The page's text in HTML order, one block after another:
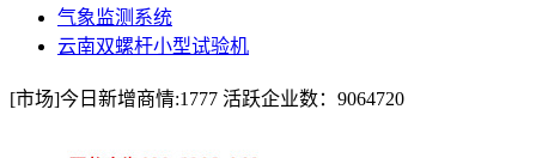
气象监测系统
云南双螺杆小型试验机
[市场]今日新增商情:1777 活跃企业数： 9064720